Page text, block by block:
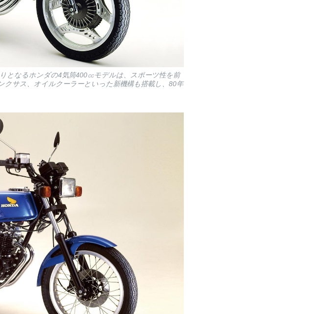
となるホンダの4気筒400㏄モデルは、スポーツ性を前
サス、オイルクーラーといった新機構も搭載し、80年